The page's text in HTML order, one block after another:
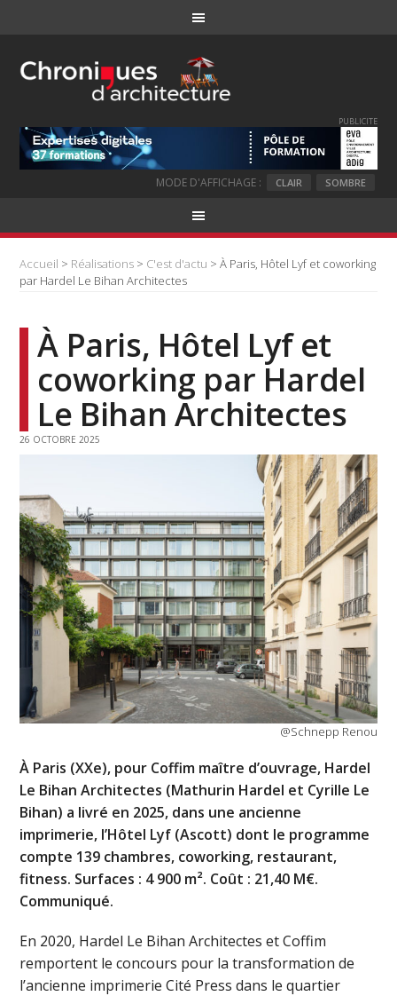
PUBLICITE
MODE D'AFFICHAGE : CLAIR SOMBRE
Accueil > Réalisations > C'est d'actu > À Paris, Hôtel Lyf et coworking
par Hardel Le Bihan Architectes
À Paris, Hôtel Lyf et
coworking par Hardel
Le Bihan Architectes
26 OCTOBRE 2025
@Schnepp Renou
À Paris (XXe), pour Coffim maître d’ouvrage, Hardel
Le Bihan Architectes (Mathurin Hardel et Cyrille Le
Bihan) a livré en 2025, dans une ancienne
imprimerie, l’Hôtel Lyf (Ascott) dont le programme
compte 139 chambres, coworking, restaurant,
fitness. Surfaces : 4 900 m². Coût : 21,40 M€.
Communiqué.
En 2020, Hardel Le Bihan Architectes et Coffim
remportent le concours pour la transformation de
l’ancienne imprimerie Cité Press dans le quartier